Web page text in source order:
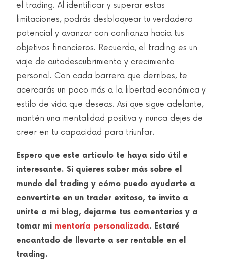
el trading. Al identificar y superar estas
limitaciones, podrás desbloquear tu verdadero
potencial y avanzar con confianza hacia tus
objetivos financieros. Recuerda, el trading es un
viaje de autodescubrimiento y crecimiento
personal. Con cada barrera que derribes, te
acercarás un poco más a la libertad económica y
estilo de vida que deseas. Así que sigue adelante,
mantén una mentalidad positiva y nunca dejes de
creer en tu capacidad para triunfar.
Espero que este artículo te haya sido útil e
interesante. Si quieres saber más sobre el
mundo del trading y cómo puedo ayudarte a
convertirte en un trader exitoso, te invito a
unirte a mi blog, dejarme tus comentarios y a
tomar mi mentoría personalizada. Estaré
encantado de llevarte a ser rentable en el
trading.